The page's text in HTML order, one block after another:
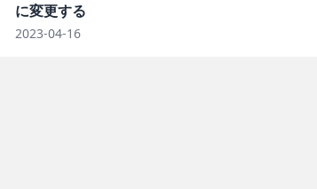
に変更する
2023-04-16